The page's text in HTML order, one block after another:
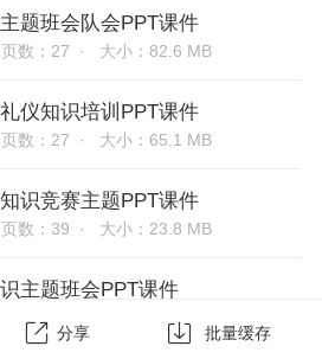
题班会队会PPT课件
页数：27 · 大小：82.6 MB
仪知识培训PPT课件
页数：27 · 大小：65.1 MB
识竞赛主题PPT课件
页数：39 · 大小：23.8 MB
主题班会PPT课件
页数：23 · 大小：1.62 MB
 分享  批量缓存